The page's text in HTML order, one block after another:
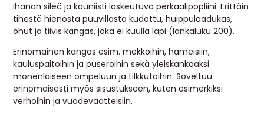
Ihanan sileä ja kauniisti laskeutuva perkaalipopliini. Erittäin
tihestä hienosta puuvillasta kudottu, huippulaadukas,
ohut ja tiivis kangas, joka ei kuulla läpi (lankaluku 200).
Erinomainen kangas esim. mekkoihin, hameisiin,
kauluspaitoihin ja puseroihin sekä yleiskankaaksi
monenlaiseen ompeluun ja tilkkutöihin. Soveltuu
erinomaisesti myös sisustukseen, kuten esimerkiksi
verhoihin ja vuodevaatteisiin.